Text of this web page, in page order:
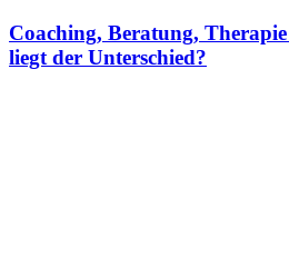
Coaching, Beratung,
liegt der Unterschied?